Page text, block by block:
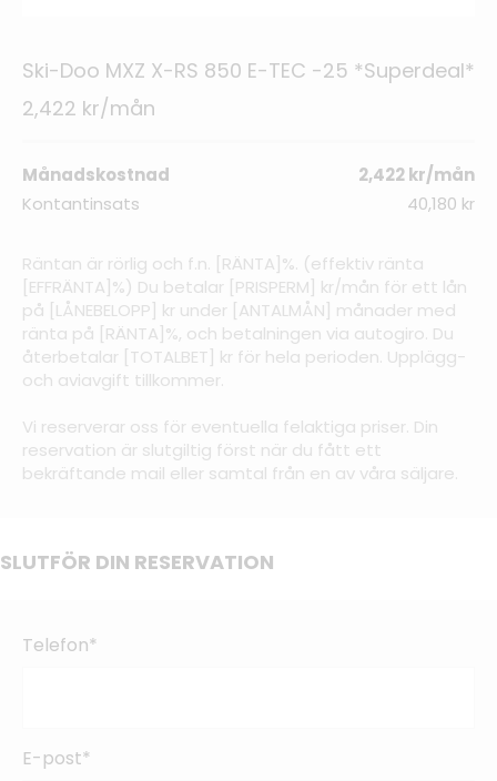
Ski-Doo MXZ X-RS 850 E-TEC -25 *Superdeal*
2,422 kr/mån
Månadskostnad
2,422 kr/mån
Kontantinsats
40,180 kr
Räntan är rörlig och f.n. [RÄNTA]%. (effektiv ränta
[EFFRÄNTA]%) Du betalar [PRISPERM] kr/mån för ett lån
på [LÅNEBELOPP] kr under [ANTALMÅN] månader med
ränta på [RÄNTA]%, och betalningen via autogiro. Du
återbetalar [TOTALBET] kr för hela perioden. Upplägg-
och aviavgift tillkommer.
Vi reserverar oss för eventuella felaktiga priser. Din
reservation är slutgiltig först när du fått ett
bekräftande mail eller samtal från en av våra säljare.
SLUTFÖR DIN RESERVATION
Telefon*
E-post*